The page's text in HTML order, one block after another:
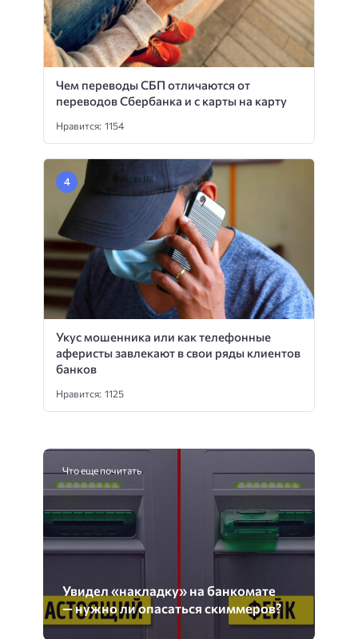
Чем переводы СБП отличаются от
переводов Сбербанка и с карты на карту
Нравится: 1154
Укус мошенника или как телефонные
аферисты завлекают в свои ряды клиентов
банков
Нравится: 1125
Что еще почитать
Увидел «накладку» на банкомате
— нужно ли опасаться скиммеров?